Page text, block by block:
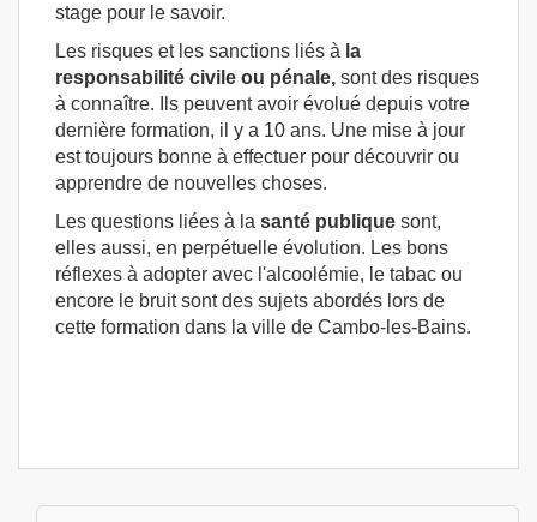
stage pour le savoir.
Les risques et les sanctions liés à la
responsabilité civile ou pénale, sont des risques
à connaître. Ils peuvent avoir évolué depuis votre
dernière formation, il y a 10 ans. Une mise à jour
est toujours bonne à effectuer pour découvrir ou
apprendre de nouvelles choses.
Les questions liées à la santé publique sont,
elles aussi, en perpétuelle évolution. Les bons
réflexes à adopter avec l'alcoolémie, le tabac ou
encore le bruit sont des sujets abordés lors de
cette formation dans la ville de Cambo-les-Bains.